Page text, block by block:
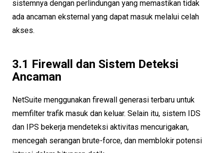
sistemnya dengan perlindungan yang memastikan tidak
ada ancaman eksternal yang dapat masuk melalui celah
akses.
3.1 Firewall dan Sistem Deteksi
Ancaman
NetSuite menggunakan firewall generasi terbaru untuk
memfilter trafik masuk dan keluar. Selain itu, sistem IDS
dan IPS bekerja mendeteksi aktivitas mencurigakan,
mencegah serangan brute-force, dan memblokir potensi